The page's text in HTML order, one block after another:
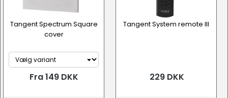
Tangent Spectrum Square
cover
Fra 149 DKK
Tangent System remote III
229 DKK